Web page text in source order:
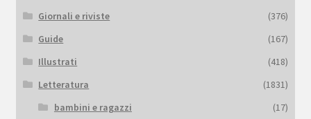
Giornali e riviste
(376)
Guide
(167)
Illustrati
(418)
Letteratura
(1831)
bambini e ragazzi
(17)